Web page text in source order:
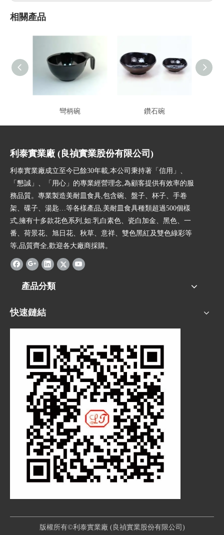
相關產品
彎柄碗 鑽石碗
利泰實業廠 (良禎實業股份有限公司)
利泰實業廠成立至今已餘30年載,本公司秉持著「信用」、
「懇誠」、「用心」的專業經營理念,為顧客提供有效率的服
務品質。專業製造美耐皿食具,包含碗、盤子、杯子、手卷
架、碟子、湯匙…等各樣產品,美耐皿食具種類超過500個樣
式,擁有十多款花色系列,如:乳白素色、瓷白加金、黑色、一
番、荷景花、旭日花、秋草、意祥、雙色黑紅及雙色綠彩等
等,品質齊全,歡迎各大廠商採購。
產品分類
快速鏈結
版權所有©利泰實業廠 (良禎實業股份有限公司)